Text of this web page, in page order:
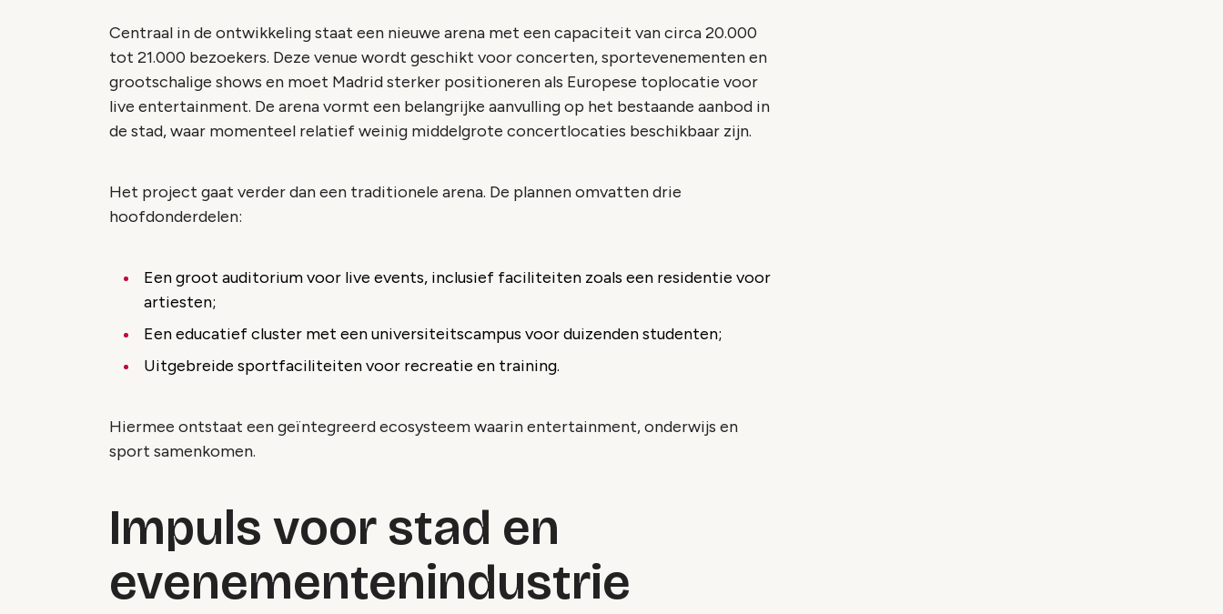
Centraal in de ontwikkeling staat een nieuwe arena met een capaciteit van circa 20.000
tot 21.000 bezoekers. Deze venue wordt geschikt voor concerten, sportevenementen en
grootschalige shows en moet Madrid sterker positioneren als Europese toplocatie voor
live entertainment. De arena vormt een belangrijke aanvulling op het bestaande aanbod in
de stad, waar momenteel relatief weinig middelgrote concertlocaties beschikbaar zijn.
Het project gaat verder dan een traditionele arena. De plannen omvatten drie
hoofdonderdelen:
Een groot auditorium voor live events, inclusief faciliteiten zoals een residentie voor
artiesten;
Een educatief cluster met een universiteitscampus voor duizenden studenten;
Uitgebreide sportfaciliteiten voor recreatie en training.
Hiermee ontstaat een geïntegreerd ecosysteem waarin entertainment, onderwijs en
sport samenkomen.
Impuls voor stad en
evenementenindustrie